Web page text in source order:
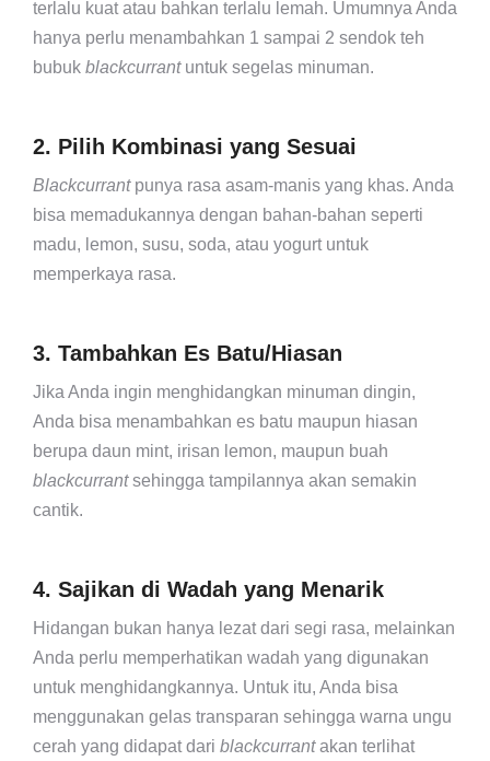
terlalu kuat atau bahkan terlalu lemah. Umumnya Anda
hanya perlu menambahkan 1 sampai 2 sendok teh
bubuk blackcurrantuntuk segelas minuman.
2. Pilih Kombinasi yang Sesuai
Blackcurrantpunya rasa asam-manis yang khas. Anda
bisa memadukannya dengan bahan-bahan seperti
madu, lemon, susu, soda, atau yogurt untuk
memperkaya rasa.
3. Tambahkan Es Batu/Hiasan
Jika Anda ingin menghidangkan minuman dingin,
Anda bisa menambahkan es batu maupun hiasan
berupa daun mint, irisan lemon, maupun buah
blackcurrantsehingga tampilannya akan semakin
cantik.
4. Sajikan di Wadah yang Menarik
Hidangan bukan hanya lezat dari segi rasa, melainkan
Anda perlu memperhatikan wadah yang digunakan
untuk menghidangkannya. Untuk itu, Anda bisa
menggunakan gelas transparan sehingga warna ungu
cerah yang didapat dari blackcurrantakan terlihat